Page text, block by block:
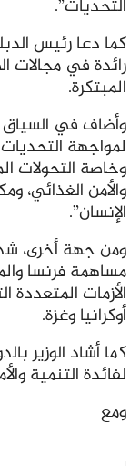
التحديات”.
كما دعا رئيس
رائدة في مجالات
المبتكرة.
وأضاف في السياق
لمواجهة
وخاصة التحولات
والأمن الغذائي،
الإنسان”.
ومن جهة أخرى،
مساهمة فرنسا
الأزمات المتعددة
أوكرانيا وغزة.
كما أشاد الوزير
لفائدة التنمية
ومع